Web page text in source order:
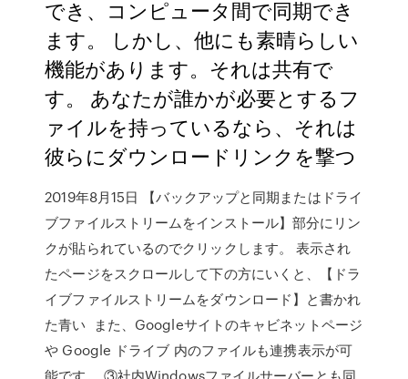
でき、コンピュータ間で同期でき
ます。 しかし、他にも素晴らしい
機能があります。それは共有で
す。 あなたが誰かが必要とするフ
ァイルを持っているなら、それは
彼らにダウンロードリンクを撃つ
2019年8月15日 【バックアップと同期またはドライ
ブファイルストリームをインストール】部分にリン
クが貼られているのでクリックします。 表示され
たページをスクロールして下の方にいくと、【ドラ
イブファイルストリームをダウンロード】と書かれ
た青い また、Googleサイトのキャビネットページ
や Google ドライブ 内のファイルも連携表示が可
能です。 ③社内Windowsファイルサーバーとも同